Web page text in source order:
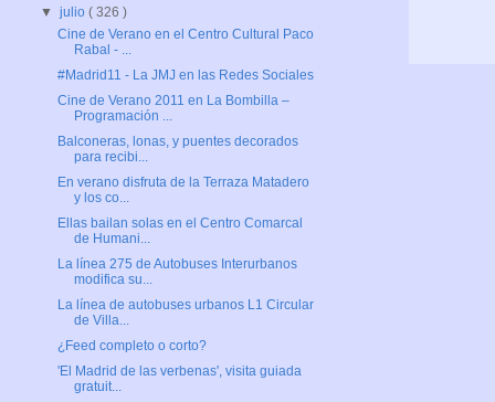
▼julio( 326 )
Cine de Verano en el Centro Cultural Paco
Rabal - ...
#Madrid11 - La JMJ en las Redes Sociales
Cine de Verano 2011 en La Bombilla –
Programación ...
Balconeras, lonas, y puentes decorados
para recibi...
En verano disfruta de la Terraza Matadero
y los co...
Ellas bailan solas en el Centro Comarcal
de Humani...
La línea 275 de Autobuses Interurbanos
modifica su...
La línea de autobuses urbanos L1 Circular
de Villa...
¿Feed completo o corto?
'El Madrid de las verbenas', visita guiada
gratuit...